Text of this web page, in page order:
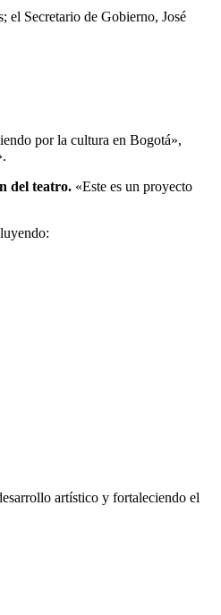
el Secretario de Gobierno, José
por la cultura en Bogotá»,
del teatro. «Este es un proyecto
artístico y fortaleciendo el